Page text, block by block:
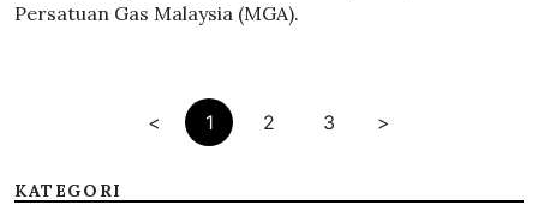
Persatuan Gas Malaysia (MGA).
< 1 2 3 >
KATEGORI